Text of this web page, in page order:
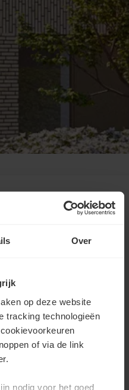
Over
op deze website
tracking technologieën
of via de link
nodig voor het goed
ons
project of wens je een
contacteren je zo snel